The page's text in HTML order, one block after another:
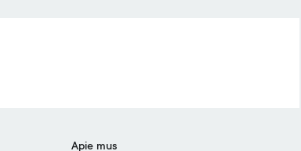
Apie mus